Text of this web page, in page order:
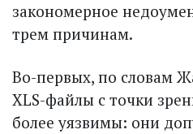
закономерное
трем причинам.
Во-первых, по словам
XLS-файлы с точки
более уязвимы: они